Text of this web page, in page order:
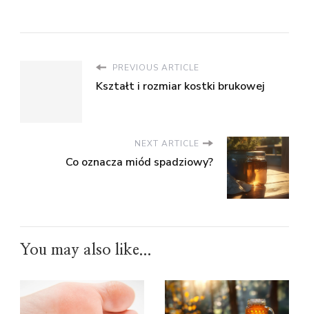
PREVIOUS ARTICLE
Kształt i rozmiar kostki brukowej
NEXT ARTICLE
Co oznacza miód spadziowy?
You may also like...